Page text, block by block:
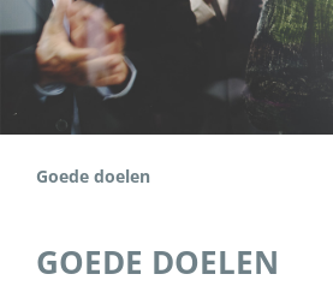
Goede doelen
GOEDE DOELEN